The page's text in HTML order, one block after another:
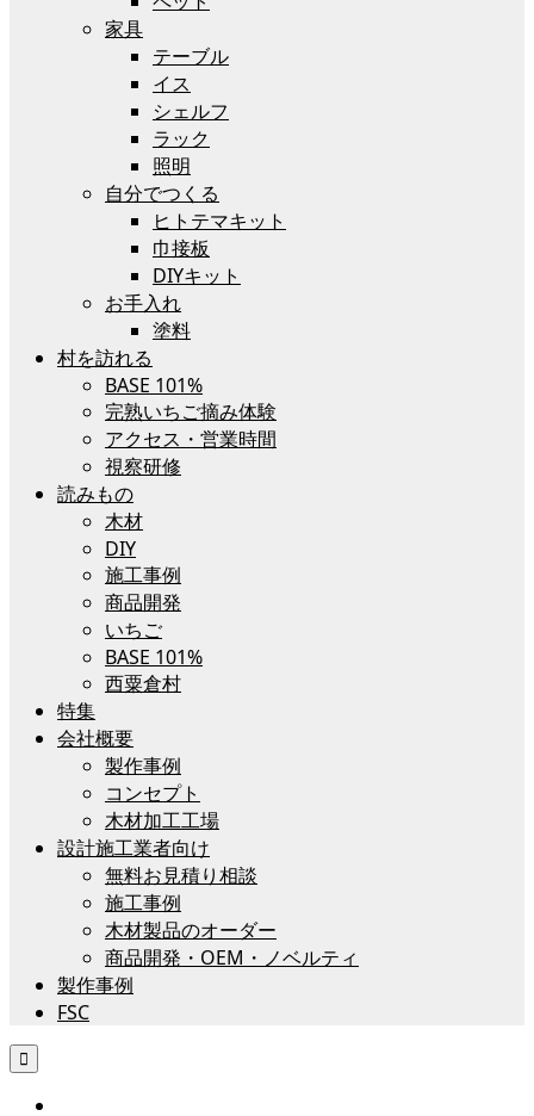
家具
テーブル
イス
シェルフ
ラック
照明
自分でつくる
ヒトテマキット
巾接板
DIYキット
お手入れ
塗料
村を訪れる
BASE 101%
完熟いちご摘み体験
アクセス・営業時間
視察研修
読みもの
木材
DIY
施工事例
商品開発
いちご
BASE 101%
西粟倉村
特集
会社概要
製作事例
コンセプト
木材加工工場
設計施工業者向け
無料お見積り相談
施工事例
木材製品のオーダー
商品開発・OEM・ノベルティ
製作事例
FSC
